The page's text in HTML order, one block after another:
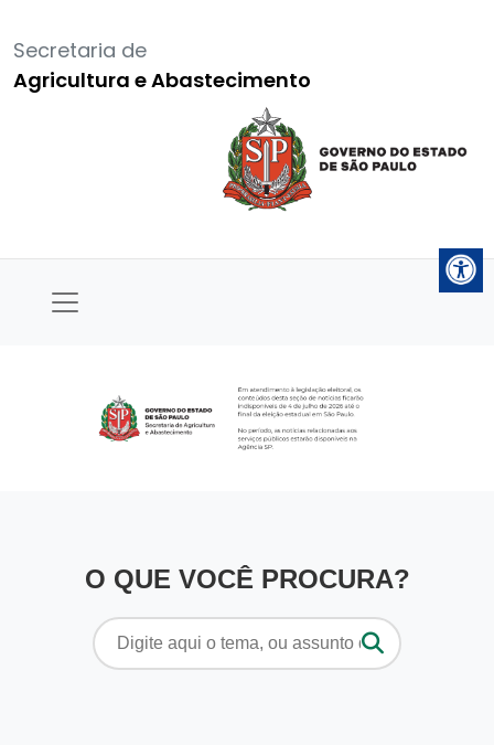
Secretaria de
Agricultura e Abastecimento
O QUE VOCÊ PROCURA?
Pesquisar
por: